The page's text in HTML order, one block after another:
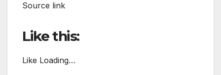
Source link
Like this:
Like Loading…